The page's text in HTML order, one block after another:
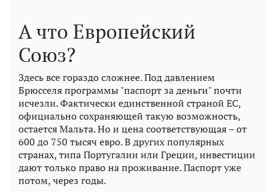
А что Европейский
Союз?
Здесь все гораздо сложнее. Под давлением
Брюсселя программы "паспорт за деньги" почти
исчезли. Фактически единственной страной ЕС,
официально сохраняющей такую ​​возможность,
остается Мальта. Но и цена соответствующая – от
600 до 750 тысяч евро. В других популярных
странах, типа Португалии или Греции, инвестиции
дают только право на проживание. Паспорт уже
потом, через годы.